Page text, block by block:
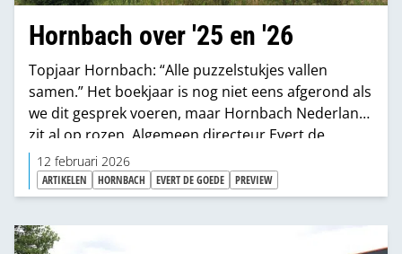
Hornbach over '25 en '26
Topjaar Hornbach: “Alle puzzelstukjes vallen
samen.” Het boekjaar is nog niet eens afgerond als
we dit gesprek voeren, maar Hornbach Nederland
zit al op rozen. Algemeen directeur Evert de
Goede steekt zijn enthousiasme niet onder
stoelen of banken. “We zitten gewoon in een
topjaar. Het is natuurlijk nog niet ten einde – want
bij Hornbach loopt het boekjaar tot eind februari –
maar wat dat betreft heb ik weinig te klagen.”
12 februari 2026
ARTIKELEN HORNBACH EVERT DE GOEDE PREVIEW